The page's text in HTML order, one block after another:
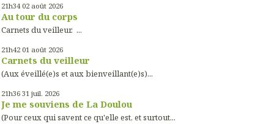
21h34 02 août 2026
Au tour du corps
Carnets du veilleur. ...
21h42 01 août 2026
Carnets du veilleur
(Aux éveillé(e)s et aux bienveillant(e)s)...
21h36 31 juil. 2026
Je me souviens de La Doulou
(Pour ceux qui savent ce qu'elle est, et surtout...